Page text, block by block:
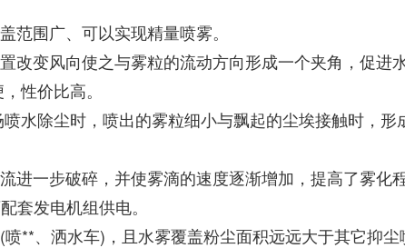
范围广、可以实现精量喷雾。
改变风向使之与雾粒的流动方向形成一个夹角，促进
性价比高。
水除尘时，喷出的雾粒细小与飘起的尘埃接触时，
进一步破碎，并使雾滴的速度逐渐增加，提高了雾化
套发电机组供电。
**、洒水车)，且水雾覆盖粉尘面积远远大于其它抑尘